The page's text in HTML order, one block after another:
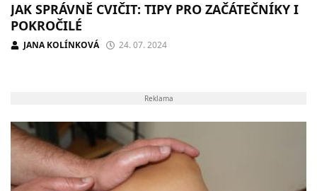
JAK SPRÁVNĚ CVIČIT: TIPY PRO ZAČÁTEČNÍKY I
POKROČILÉ
JANA KOLÍNKOVÁ 24. 07. 2024
Reklama